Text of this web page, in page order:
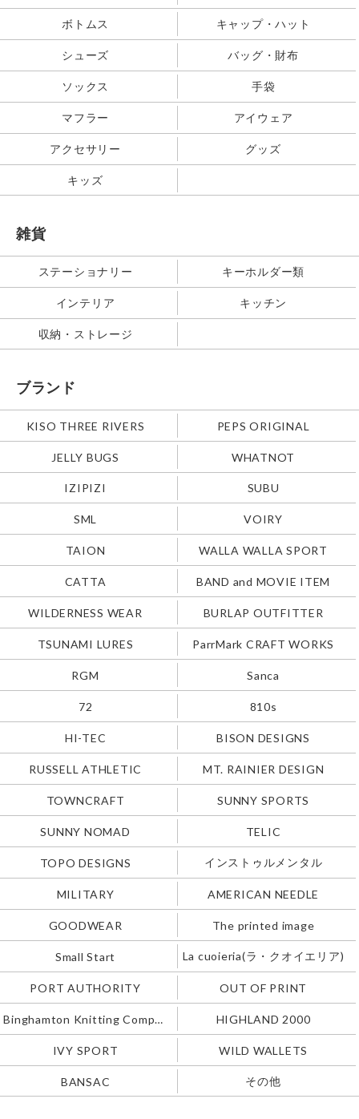
ボトムス キャップ・ハット
シューズ バッグ・財布
ソックス 手袋
マフラー アイウェア
アクセサリー グッズ
キッズ
雑貨
ステーショナリー キーホルダー類
インテリア キッチン
収納・ストレージ
ブランド
KISO THREE RIVERS PEPS ORIGINAL
JELLY BUGS WHATNOT
IZIPIZI SUBU
SML VOIRY
TAION WALLA WALLA SPORT
CATTA BAND and MOVIE ITEM
WILDERNESS WEAR BURLAP OUTFITTER
TSUNAMI LURES ParrMark CRAFT WORKS
RGM Sanca
72 810s
HI-TEC BISON DESIGNS
RUSSELL ATHLETIC MT. RAINIER DESIGN
TOWNCRAFT SUNNY SPORTS
SUNNY NOMAD TELIC
TOPO DESIGNS インストゥルメンタル
MILITARY AMERICAN NEEDLE
GOODWEAR The printed image
Small Start La cuoieria(ラ・クオイエリア)
PORT AUTHORITY OUT OF PRINT
Binghamton Knitting Company HIGHLAND 2000
IVY SPORT WILD WALLETS
BANSAC その他